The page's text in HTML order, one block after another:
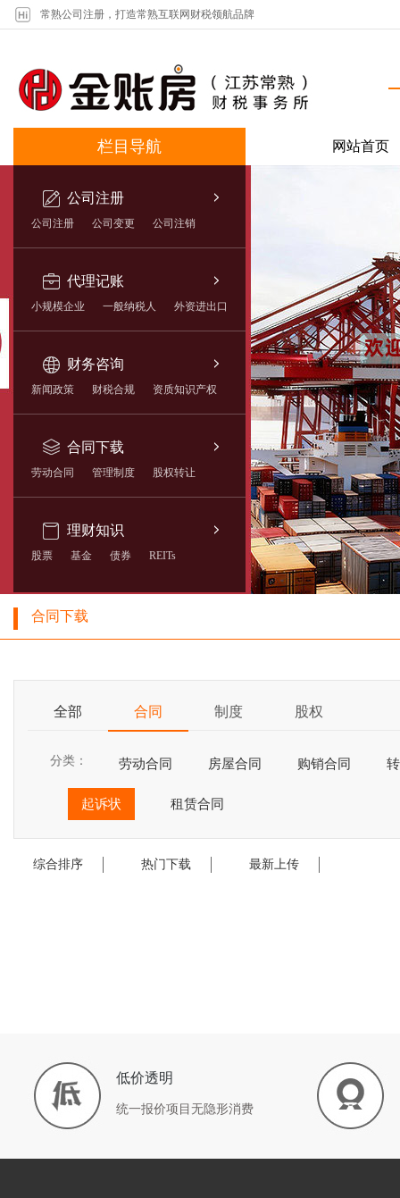
常熟公司注册，打造常熟互联网财税领航品牌
栏目导航 网站首页
公司注册
公司注册 公司变更 公司注销
代理记账
小规模企业 一般纳税人 外资进出口
财务咨询
新闻政策 财税合规 资质知识产权
合同下载
劳动合同 管理制度 股权转让
理财知识
股票 基金 债券 REITs
合同下载
全部 合同 制度 股权
分类： 劳动合同 房屋合同 购销合同
起诉状 租赁合同
综合排序 热门下载 最新上传
低价透明
统一报价项目无隐形消费